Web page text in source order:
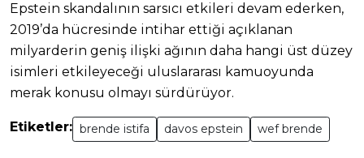
Epstein skandalının sarsıcı etkileri devam ederken,
2019’da hücresinde intihar ettiği açıklanan
milyarderin geniş ilişki ağının daha hangi üst düzey
isimleri etkileyeceği uluslararası kamuoyunda
merak konusu olmayı sürdürüyor.
Etiketler: brende istifa davos epstein wef brende